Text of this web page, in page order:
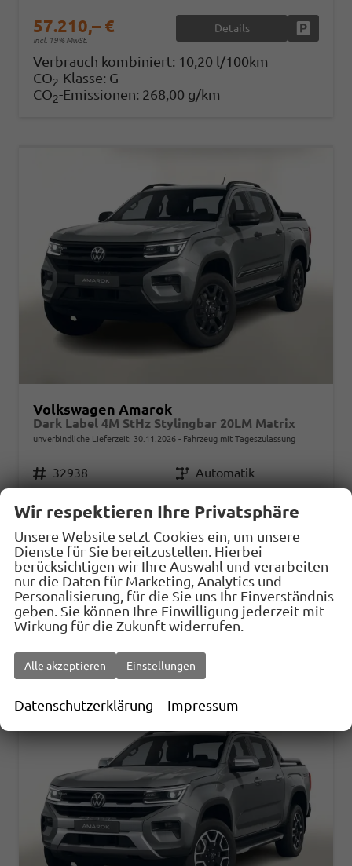
57.210,– €
incl. 19% MwSt.
Details
Verbrauch kombiniert: 10,20 l/100km
CO2-Klasse: G
CO2-Emissionen: 268,00 g/km
Volkswagen Amarok
Dark Label 4M StHz Stylingbar 20LM Matrix
unverbindliche Lieferzeit: 30.11.2026 Fahrzeug mit Tageszulassung
Fahrzeugnr. 32938 GetriebeAutomatik
Leistung177 kW (241 PS) Kilometerstand10 km
31.07.2026
57.392,– €
incl. 19% MwSt.
Details
Verbrauch kombiniert:10,40 l/100km
CO2-Klasse: G
Wir respektieren Ihre Privatsphäre
Unsere Website setzt Cookies ein, um unsere
Dienste für Sie bereitzustellen. Hierbei
berücksichtigen wir Ihre Auswahl und verarbeiten
nur die Daten für Marketing, Analytics und
Personalisierung, für die Sie uns Ihr Einverständnis
geben. Sie können Ihre Einwilligung jederzeit mit
Wirkung für die Zukunft widerrufen.
Alle akzeptieren Einstellungen
Datenschutzerklärung Impressum